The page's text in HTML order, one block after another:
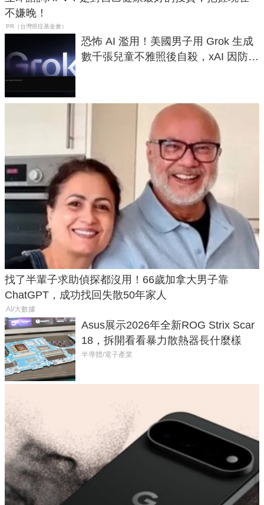
不嫌晚！
PR（台灣癌症基金會）
恐怖 AI 濫用！美國男子用 Grok 生成
數千張兒童不雅照後自殺，xAI 因防護
找了半輩子求助偵探都沒用！66歲加拿大男子靠
ChatGPT，成功找回失散50年家人
AI/大數據
Asus展示2026年全新ROG Strix Scar
18，拆開看看暴力散熱器長什麼樣
半導體/電子產業